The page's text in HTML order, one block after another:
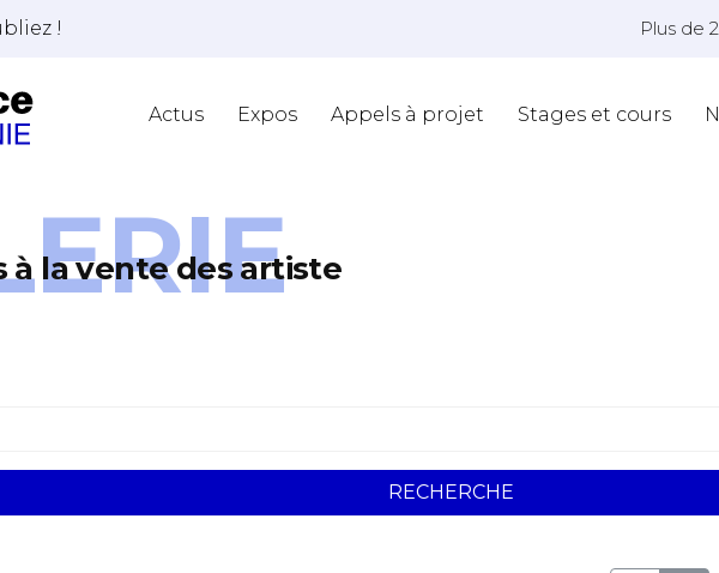
! Plus de
Actus Expos Appels à projet Stages et cours
à la vente des artiste
RECHERCHE